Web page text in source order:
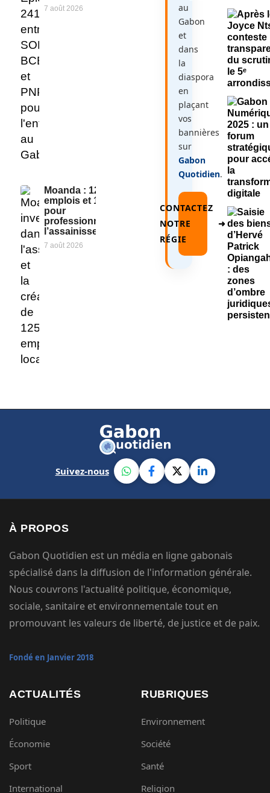
7 août 2026
Moanda : 125
emplois et 10 GIE
pour
professionnaliser
l’assainissement
7 août 2026
au
Gabon
et
dans
la
diaspora
en
plaçant
vos
bannières
sur
Gabon
Quotidien.
CONTACTEZ
NOTRE
RÉGIE
➜
Suivez-nous
À PROPOS
Gabon Quotidien est un média en ligne gabonais
spécialisé dans la diffusion de l'information générale.
Nous couvrons l'actualité politique, économique,
sociale, sanitaire et environnementale tout en
promouvant les valeurs de liberté, de justice et de paix.
Fondé en Janvier 2018
ACTUALITÉS
Politique
Économie
Sport
International
RUBRIQUES
Environnement
Société
Santé
Religion